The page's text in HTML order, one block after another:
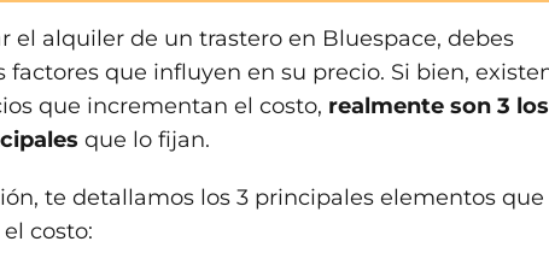
el alquiler de un trastero en Bluespace, debes
factores que influyen en su precio. Si bien,
que incrementan el costo, realmente son 3 los
que lo fijan.
te detallamos los 3 principales elementos que
costo: